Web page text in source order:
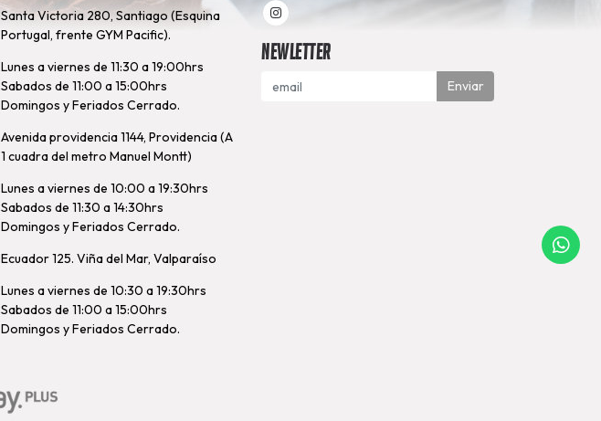
Santa Victoria 280, Santiago (Esquina
Portugal, frente GYM Pacific).
Lunes a viernes de 11:30 a 19:00hrs
Sabados de 11:00 a 15:00hrs
Domingos y Feriados Cerrado.
Avenida providencia 1144, Providencia (A
1 cuadra del metro Manuel Montt)
Lunes a viernes de 10:00 a 19:30hrs
Sabados de 11:30 a 14:30hrs
Domingos y Feriados Cerrado.
Ecuador 125. Viña del Mar, Valparaíso
Lunes a viernes de 10:30 a 19:30hrs
Sabados de 11:00 a 15:00hrs
Domingos y Feriados Cerrado.
Newletter
Enviar